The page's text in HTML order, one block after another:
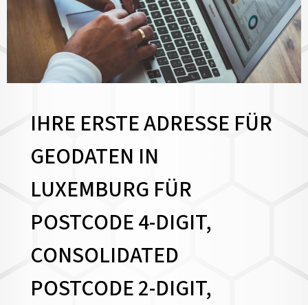
IHRE ERSTE ADRESSE FÜR
GEODATEN IN
LUXEMBURG FÜR
POSTCODE 4-DIGIT,
CONSOLIDATED
POSTCODE 2-DIGIT,